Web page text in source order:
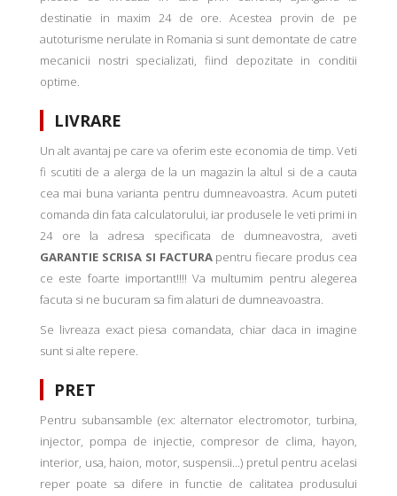
destinatie in maxim 24 de ore. Acestea provin de pe
autoturisme nerulate in Romania si sunt demontate de catre
mecanicii nostri specializati, fiind depozitate in conditii
optime.
LIVRARE
Un alt avantaj pe care va oferim este economia de timp. Veti
fi scutiti de a alerga de la un magazin la altul si de a cauta
cea mai buna varianta pentru dumneavoastra. Acum puteti
comanda din fata calculatorului, iar produsele le veti primi in
24 ore la adresa specificata de dumneavostra, aveti
GARANTIE SCRISA SI FACTURApentru fiecare produs cea
ce este foarte important!!!! Va multumim pentru alegerea
facuta si ne bucuram sa fim alaturi de dumneavoastra.
Se livreaza exact piesa comandata, chiar daca in imagine
sunt si alte repere.
PRET
Pentru subansamble (ex: alternator electromotor, turbina,
injector, pompa de injectie, compresor de clima, hayon,
interior, usa, haion, motor, suspensii...) pretul pentru acelasi
reper poate sa difere in functie de calitatea produsului